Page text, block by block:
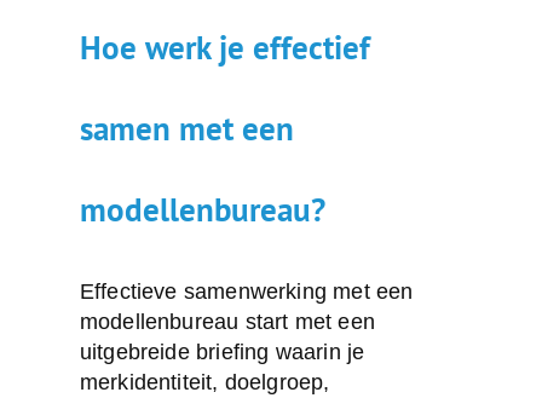
Hoe werk je effectief
samen met een
modellenbureau?
Effectieve samenwerking met een
modellenbureau start met een
uitgebreide briefing waarin je
merkidentiteit, doelgroep,